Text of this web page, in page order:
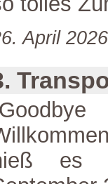
April
es